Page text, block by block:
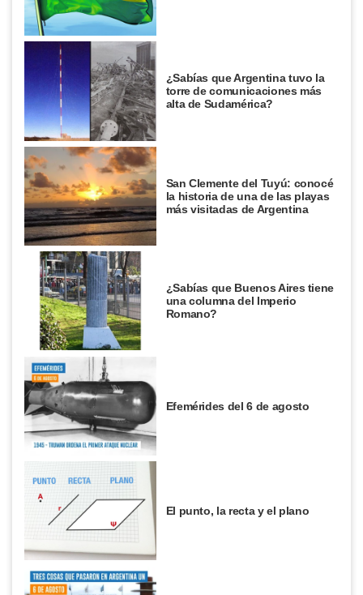
¿Sabías que Argentina tuvo la
torre de comunicaciones más
alta de Sudamérica?
San Clemente del Tuyú: conocé
la historia de una de las playas
más visitadas de Argentina
¿Sabías que Buenos Aires tiene
una columna del Imperio
Romano?
Efemérides del 6 de agosto
El punto, la recta y el plano